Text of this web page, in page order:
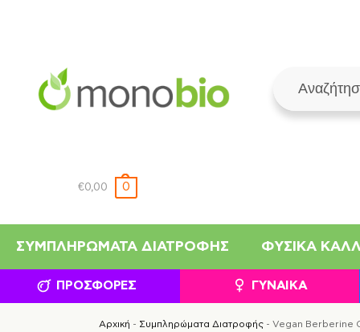
€0,00 0
ΣΥΜΠΛΗΡΏΜΑΤΑ ΔΙΑΤΡΟΦΉΣ ΦΥΣΙΚΆ
ΠΡΟΣΦΟΡΈΣ ΓΥΝΑΊΚΑ
Αρχική - Συμπληρώματα Διατροφής- Vegan Berberine